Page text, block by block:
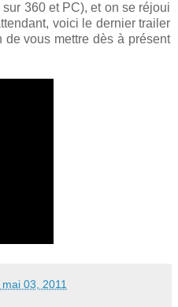
360 et PC), et on se réjoui
voici le dernier trailer
vous mettre dès à présent
03, 2011